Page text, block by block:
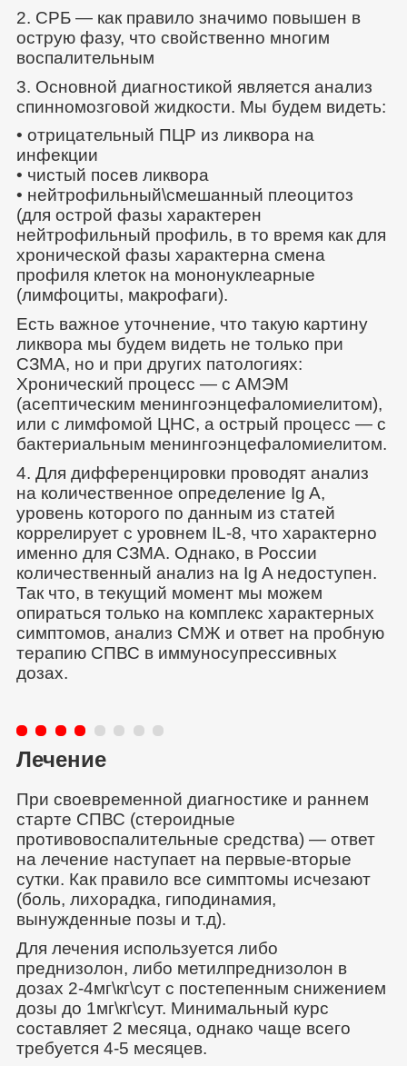
2. СРБ — как правило значимо повышен в
острую фазу, что свойственно многим
воспалительным
3. Основной диагностикой является анализ
спинномозговой жидкости. Мы будем видеть:
• отрицательный ПЦР из ликвора на
инфекции
• чистый посев ликвора
• нейтрофильный\смешанный плеоцитоз
(для острой фазы характерен
нейтрофильный профиль, в то время как для
хронической фазы характерна смена
профиля клеток на мононуклеарные
(лимфоциты, макрофаги).
Есть важное уточнение, что такую картину
ликвора мы будем видеть не только при
СЗМА, но и при других патологиях:
Хронический процесс — с АМЭМ
(асептическим менингоэнцефаломиелитом),
или с лимфомой ЦНС, а острый процесс — с
бактериальным менингоэнцефаломиелитом.
4. Для дифференцировки проводят анализ
на количественное определение Ig A,
уровень которого по данным из статей
коррелирует с уровнем IL-8, что характерно
именно для СЗМА. Однако, в России
количественный анализ на Ig A недоступен.
Так что, в текущий момент мы можем
опираться только на комплекс характерных
симптомов, анализ СМЖ и ответ на пробную
терапию СПВС в иммуносупрессивных
дозах.
Лечение
При своевременной диагностике и раннем
старте СПВС (стероидные
противовоспалительные средства) — ответ
на лечение наступает на первые-вторые
сутки. Как правило все симптомы исчезают
(боль, лихорадка, гиподинамия,
вынужденные позы и т.д).
Для лечения используется либо
преднизолон, либо метилпреднизолон в
дозах 2-4мг\кг\сут с постепенным снижением
дозы до 1мг\кг\сут. Минимальный курс
составляет 2 месяца, однако чаще всего
требуется 4-5 месяцев.